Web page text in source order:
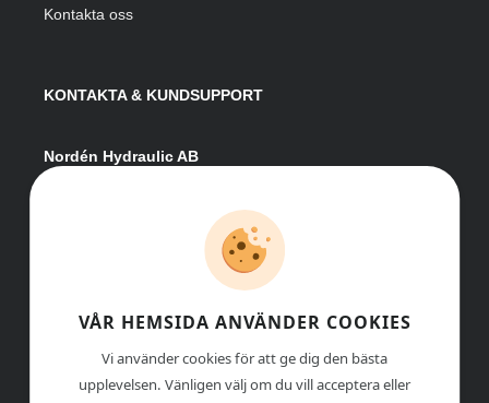
Kontakta oss
KONTAKTA & KUNDSUPPORT
Nordén Hydraulic AB
info@nordenhydraulic.se
Org-nr: 556531-8424
VÅR HEMSIDA ANVÄNDER COOKIES
Vi använder cookies för att ge dig den bästa
upplevelsen. Vänligen välj om du vill acceptera eller